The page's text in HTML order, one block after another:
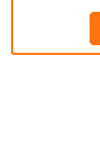
オフセット